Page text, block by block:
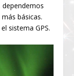
dependemos
básicas.
sistema GPS.